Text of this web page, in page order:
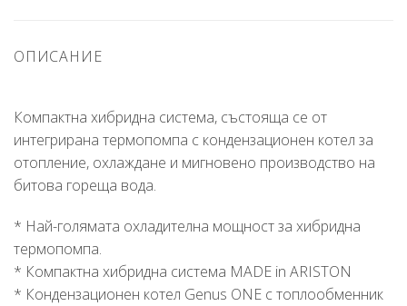
ОПИСАНИЕ
Компактна хибридна система, състояща се от
интегрирана термопомпа с кондензационен котел за
отопление, охлаждане и мигновено производство на
битова гореща вода.
* Най-голямата охладителна мощност за хибридна
термопомпа.
* Компактна хибридна система MADE in ARISTON
* Кондензационен котел Genus ONE с топлообменник